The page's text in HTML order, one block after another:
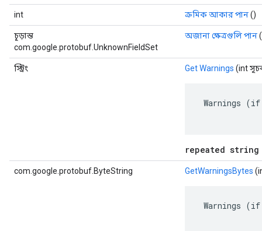
int ক্রমিক আকার পান()
চূড়ান্ত
com.google.protobuf.UnknownFieldSet
অজানা ক্ষেত্রগুলি পান
স্ট্রিং Get Warnings (int
Warnings
repeated string
com.google.protobuf.ByteString GetWarningsBytes
Warnings